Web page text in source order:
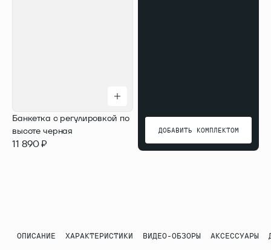
Банкетка с регулировкой по
высоте черная
11 890 ₽
ДОБАВИТЬ КОМПЛЕКТОМ
ДОБАВИТЬ КОМПЛЕКТОМ
ОПИСАНИЕ ХАРАКТЕРИСТИКИ ВИДЕО-ОБЗОРЫ АКСЕССУАРЫ